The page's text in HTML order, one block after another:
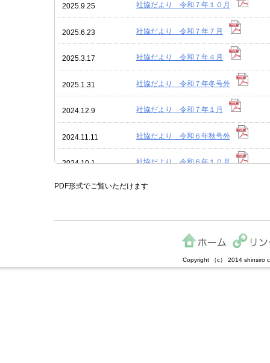
2025.9.25 社協だより 令和７年１０月
2025.6.23 社協だより 令和７年７月
2025.3.17 社協だより 令和７年４月
2025.1.31 社協だより 令和７年冬号外
2024.12.9 社協だより 令和７年１月
2024.11.11 社協だより 令和６年秋号外
2024.10.1 社協だより 令和６年１０月
2024.6.17 社協だより 令和６年７月
社協だより 令和６年号外
2023.12.26 社協だより 令和６年１月
PDF形式でご覧いただけます
Copyright （c） 2014 shinsiro